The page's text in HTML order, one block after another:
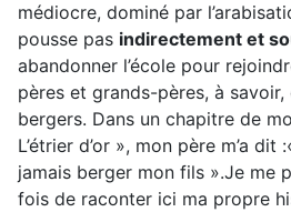
médiocre, dominé par
pousse pas indirectement et
abandonner l’école pour
pères et grands-pères, à
bergers. Dans un chapitre de
L’étrier d’or », mon père m’a dit
jamais berger mon fils ».Je me
fois de raconter ici ma propre